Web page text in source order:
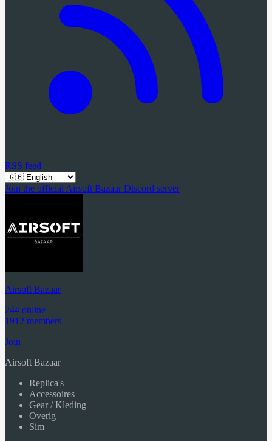
RSS feed
Join the official Airsoft Bazaar Discord server
Airsoft Bazaar
244 online
1912 members
Join
Airsoft Bazaar
Replica's
Accessoires
Gear / Kleding
Overig
Sim